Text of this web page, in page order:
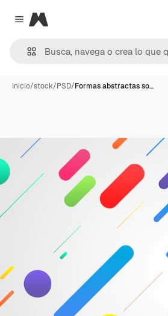
Close menu
Magnific
Inicio/stock/PSD/Formas abstractas so…